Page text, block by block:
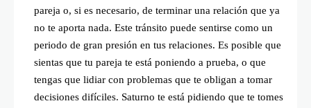
pareja o, si es necesario, de terminar una relación que ya
no te aporta nada. Este tránsito puede sentirse como un
periodo de gran presión en tus relaciones. Es posible que
sientas que tu pareja te está poniendo a prueba, o que
tengas que lidiar con problemas que te obligan a tomar
decisiones difíciles. Saturno te está pidiendo que te tomes